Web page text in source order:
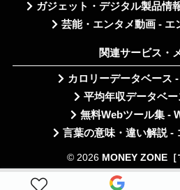
ガジェット・デジタル製品情
芸能・エンタメ動画 - エ
関連サービス・
カロリーデータベース
平均年収データベ
無料Webツール集 -
言葉の意味・違い解説 -
© 2026 MONEY ZONE［